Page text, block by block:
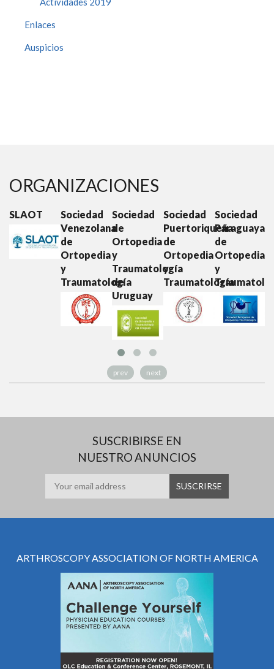
Enlaces
Auspicios
ORGANIZACIONES
SLAOT
Sociedad
Venezolana
de
Ortopedia
y
Traumatología
Sociedad
de
Ortopedia
y
Traumatología
de
Uruguay
Sociedad
Puertoriqueña
de
Ortopedia
y
Traumatología
Sociedad
Paraguaya
de
Ortopedia
y
prev next
SUSCRIBIRSE EN
NUESTRO ANUNCIOS
ARTHROSCOPY ASSOCIATION OF NORTH AMERICA